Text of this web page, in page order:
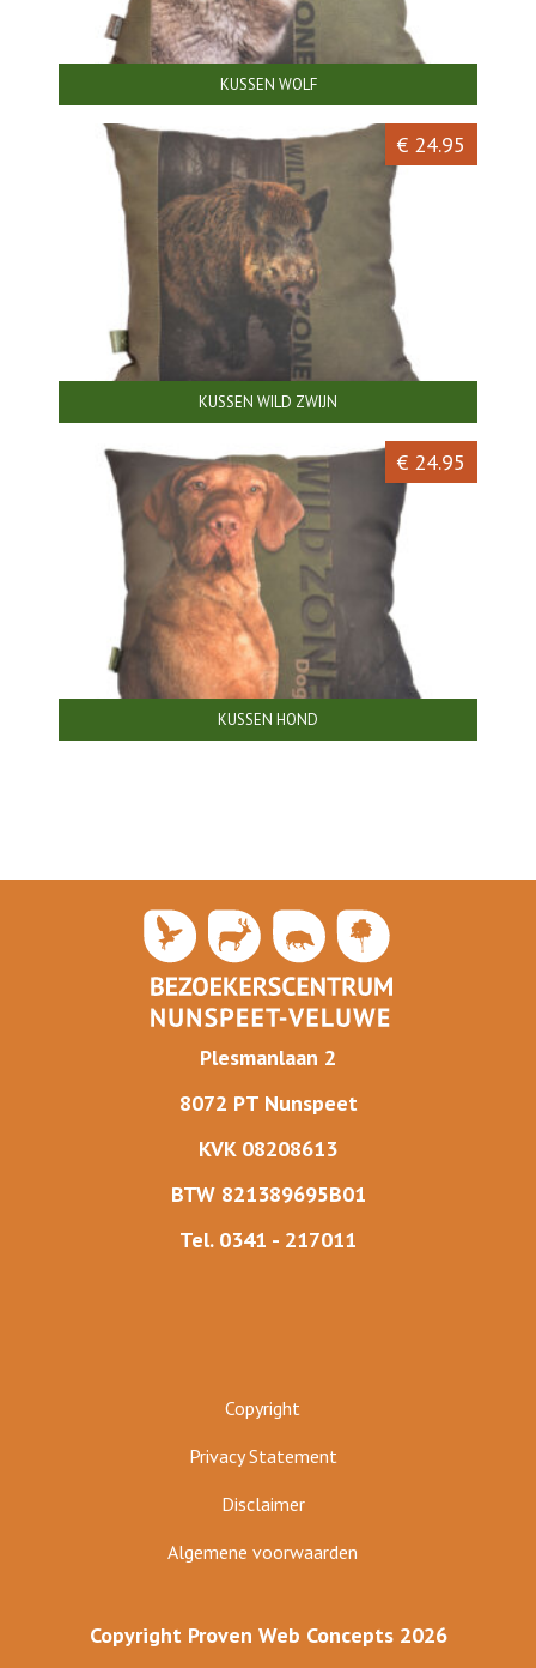
KUSSEN WOLF
€ 24.95
KUSSEN WILD ZWIJN
€ 24.95
KUSSEN HOND
Plesmanlaan 2
8072 PT Nunspeet
KVK 08208613
BTW 821389695B01
Tel. 0341 - 217011
Copyright
Privacy Statement
Disclaimer
Algemene voorwaarden
Copyright Proven Web Concepts 2026